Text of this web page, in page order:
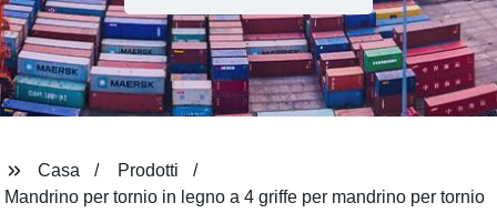
Casa
Prodotti
Mandrino per tornio in legno a 4 griffe per mandrino per tornio